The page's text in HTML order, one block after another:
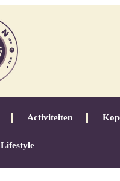
Activiteiten
Lifestyle